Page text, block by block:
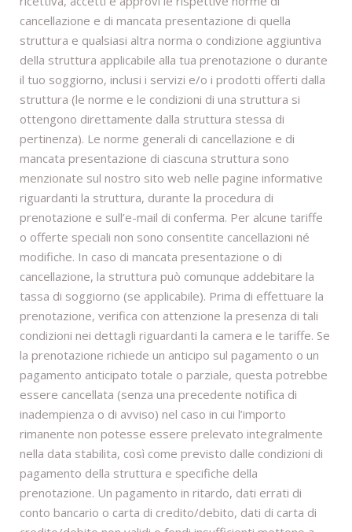
cancellazione e di mancata presentazione di quella
struttura e qualsiasi altra norma o condizione aggiuntiva
della struttura applicabile alla tua prenotazione o durante
il tuo soggiorno, inclusi i servizi e/o i prodotti offerti dalla
struttura (le norme e le condizioni di una struttura si
ottengono direttamente dalla struttura stessa di
pertinenza). Le norme generali di cancellazione e di
mancata presentazione di ciascuna struttura sono
menzionate sul nostro sito web nelle pagine informative
riguardanti la struttura, durante la procedura di
prenotazione e sull’e-mail di conferma. Per alcune tariffe
o offerte speciali non sono consentite cancellazioni né
modifiche. In caso di mancata presentazione o di
cancellazione, la struttura può comunque addebitare la
tassa di soggiorno (se applicabile). Prima di effettuare la
prenotazione, verifica con attenzione la presenza di tali
condizioni nei dettagli riguardanti la camera e le tariffe. Se
la prenotazione richiede un anticipo sul pagamento o un
pagamento anticipato totale o parziale, questa potrebbe
essere cancellata (senza una precedente notifica di
inadempienza o di avviso) nel caso in cui l’importo
rimanente non potesse essere prelevato integralmente
nella data stabilita, così come previsto dalle condizioni di
pagamento della struttura e specifiche della
prenotazione. Un pagamento in ritardo, dati errati di
conto bancario o carta di credito/debito, dati di carta di